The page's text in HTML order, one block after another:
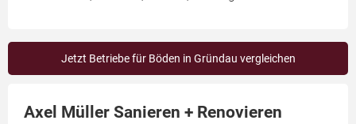
Jetzt Betriebe für Böden in Gründau vergleichen
Axel Müller Sanieren + Renovieren